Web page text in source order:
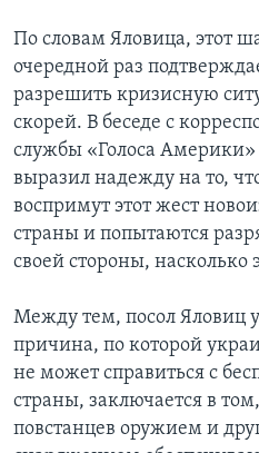
По словам Яловица, этот
очередной раз
разрешить кризисную
скорей. В беседе с
службы «Голоса
выразил надежду на то,
воспримут этот жест
страны и попытаются
своей стороны, насколько
Между тем, посол Яловиц
причина, по которой
не может справиться с
страны, заключается в
повстанцев оружием и